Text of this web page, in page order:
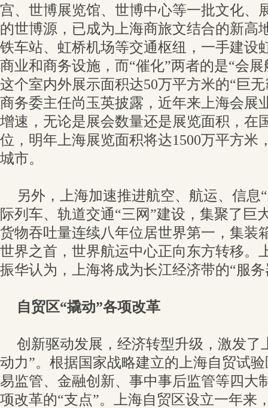
宫、世博展览馆、世博中心等一批文化、
的世博源，已成为上海商旅文结合的新高
铁车站、虹桥机场等交通枢纽，一手建设
商业和商务设施，而“催化”两者的是“会
这个室内外展示面积达50万平方米的“巨
商务委主任尚玉英披露，近年来上海会展
增速，无论是展会数量还是展览面积，在
位，明年上海展览面积将达1500万平方米
城市。
另外，上海加速推进航空、航运、信息
际列车、轨道交通“三网”建设，集聚了巨
货物吞吐量连续八年位居世界第一，集装
世界之首，世界航运中心正向东方转移。
振华认为，上海将成为长江经济带的“服务
自贸区“撬动”各项改革
创新驱动发展，经济转型升级，激发了
动力”。根据国家战略建立的上海自贸试
易监管、金融创新、事中事后监管等四大
项改革的“支点”。上海自贸区设立一年来